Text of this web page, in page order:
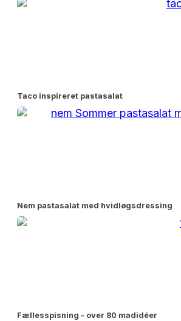
Taco inspireret pastasalat
Nem pastasalat med hvidløgsdressing
Fællesspisning – over 80 madidéer